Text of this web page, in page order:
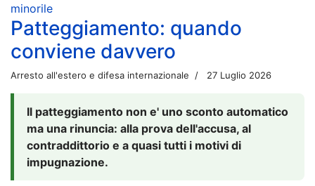
minorile
Patteggiamento: quando
conviene davvero
Arresto all'estero e difesa internazionale 27 Luglio 2026
Il patteggiamento non e' uno sconto automatico
ma una rinuncia: alla prova dell'accusa, al
contraddittorio e a quasi tutti i motivi di
impugnazione.